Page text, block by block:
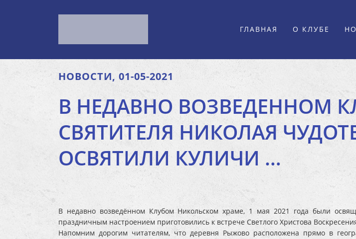
ГЛАВНАЯ О КЛУБЕ
НОВОСТИ, 01-05-2021
В НЕДАВНО ВОЗВЕДЕННОМ
СВЯТИТЕЛЯ НИКОЛАЯ
ОСВЯТИЛИ КУЛИЧИ …
В недавно возведённом Клубом Никольском храме, 1 мая 2021 года были
праздничным настроением приготовились к встрече Светлого Христова
Напомним дорогим читателям, что деревня Рыжово расположена прямо в